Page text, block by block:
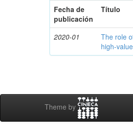
Fecha de
publicación
Título
2020-01
The role
high-
Theme by